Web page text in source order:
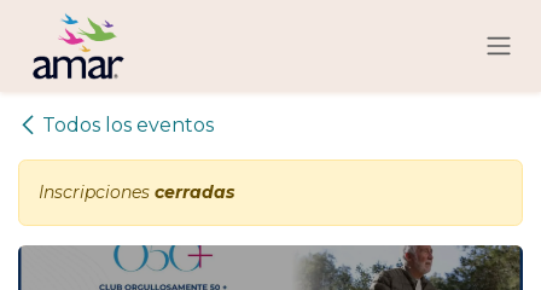
Ir al contenido
Todos los eventos
Inscripciones cerradas